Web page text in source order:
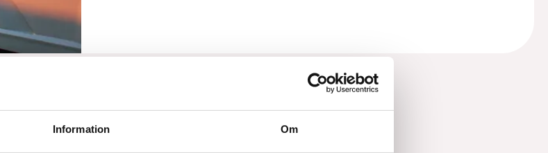
Information Om